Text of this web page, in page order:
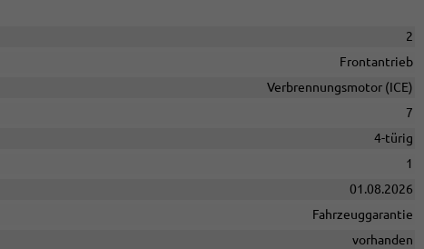
2
Frontantrieb
Verbrennungsmotor (ICE)
7
4-türig
1
01.08.2026
Fahrzeuggarantie
vorhanden